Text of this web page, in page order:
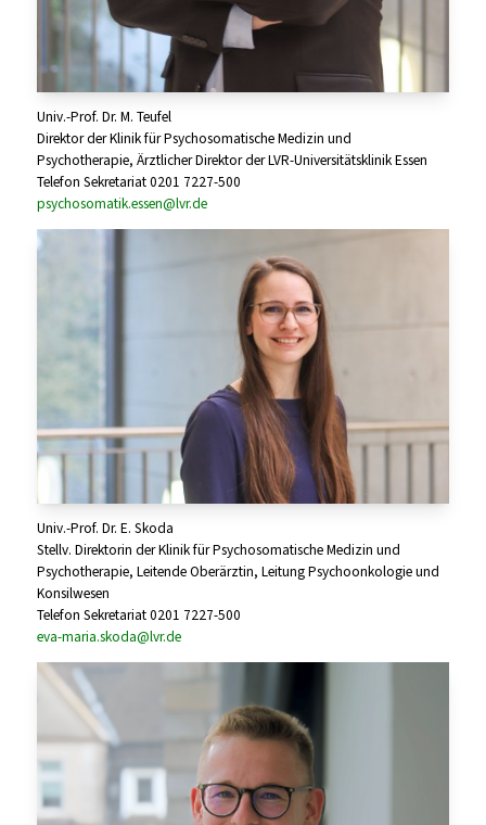
Univ.-Prof. Dr. M. Teufel
Direktor der Klinik für Psychosomatische Medizin und
Psychotherapie, Ärztlicher Direktor der LVR-Universitätsklinik Essen
Telefon Sekretariat 0201 7227-500
psychosomatik.essen@lvr.de
Univ.-Prof. Dr. E. Skoda
Stellv. Direktorin der Klinik für Psychosomatische Medizin und
Psychotherapie, Leitende Oberärztin, Leitung Psychoonkologie und
Konsilwesen
Telefon Sekretariat 0201 7227-500
eva-maria.skoda@lvr.de